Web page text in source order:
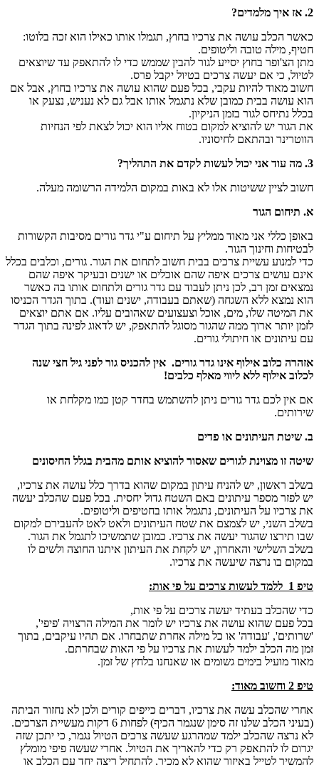
2. אז איך מלמדים
?
כאשר הכלב עושה את צרכיו בחוץ, תגמלו אותו כאילו הוא זכה בלוטו:
חטיף, מילה טובה וליטופים.
מתן הצ'ופר בחוץ יסייע לגור להבין שממש כדי לו להתאפק עד שיוצאים
לטיול, כי אם יעשה צרכים בטיול יקבל פרס.
חשוב מאוד להיות עקבי, בכל פעם שהוא עושה את צרכיו בחוץ, אבל אם
הוא עושה בבית כמובן שלא נתגמל אותו אבל גם לא נעניש, נצעק או
בכלל נתיחס לגור בזמן הניקיון.
את הגור יש להוציא למקום בטוח אליו הוא יכול לצאת לפי הנחיות
הווטרינר ובהתאם לחיסוניו.
3. מה עוד אני יכול לעשות לקדם את התהליך?
חשוב לציין ששיטות אלו לא באות במקום הלמידה הרשומה מעלה.
א. תיחום הגור
באופן כללי אני מאוד ממליץ על תיחום ע"י גדר גורים מסיבות הקשורות
לבטיחות וחינוך הגור.
כדי למנוע עשיית צרכים בבית חשוב לתחום את הגור. גורים, וכלבים בכלל
אינם עושים צרכים איפה שהם אוכלים או ישנים ובעיקר איפה שהם
נמצאים זמן רב, לכן ניתן לעבוד עם גדר גורים ולתחום אותו בה כאשר
הוא נמצא ללא השגחה (שאתם בעבודה, ישנים ועוד). בתוך הגדר הכניסו
את המיטה שלו, מים, אוכל וצעצועים שאהובים עליו. אם אתם יוצאים
לזמן יותר ארוך ממה שהגור מסוגל להתאפק, יש לדאוג לפינה בתוך הגדר
עם עיתונים או חיתולי גורים.
אזהרה כלוב אילוף אינו גדר גורים. אין להכניס גור לפני גיל חצי שנה
לכלוב אילוף ללא ליווי מאלף כלבים!
אם אין לכם גדר גורים ניתן להשתמש בחדר קטן כמו מקלחת או
שירותים.
ב. שיטת העיתונים או פדים
שיטה זו מצוינת לגורים שאסור להוציא אותם מהבית בגלל החיסונים
בשלב ראשון, יש להניח עיתון במקום שהוא בדרך כלל עושה את צרכיו,
יש לפזר מספר עיתונים באם השטח גדול יחסית. בכל פעם שהכלב יעשה
את צרכיו על העיתונים, נתגמל אותו בחטיפים וליטופים.
בשלב השני, יש לצמצם את שטח העיתונים ולאט לאט להעבירם למקום
שבו תירצו שהגור יעשה את צרכיו. כמובן שתמשיכו לתגמל את הגור.
בשלב השלישי והאחרון, יש לקחת את העיתון איתנו החוצה ולשים לו
במקום בו נרצה שיעשה את צרכיו.
טיפ 1 ללמד לעשות צרכים על פי אות
:
כדי שהכלב בעתיד יעשה צרכים על פי אות,
בכל פעם שהוא עושה את צרכיו יש לומר את המילה הרצויה 'פיפי',
'שרותים', 'עבודה' או כל מילה אחרת שתבחרו. אם תהיו עיקבים, בתוך
זמן מה הכלב ילמד לעשות את צרכיו על פי האות שבחרתם.
מאוד מועיל בימים גשומים או שאנחנו בלחץ של זמן.
טיפ 2 וחשוב מאוד
:
אחרי שהכלב עשה את צרכיו, דברים כייפים קורים ולכן לא נחזור הביתה
(בעיני הכלב שלנו זה סימן שנגמר הכיף) לפחות 6 דקות מעשיית הצרכים.
לא נרצה שהכלב ילמד שמהרגע שעשה צרכים הטיול נגמר, כי יתכן שזה
יגרום לו להתאפק רק כדי להאריך את הטיול. אחרי שעשה פיפי מומלץ
להמשיך לטייל באיזור שהוא לא מכיר, להתחיל ריצה יחד עם הכלב או